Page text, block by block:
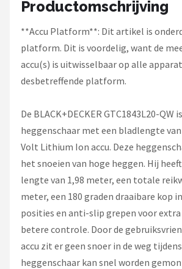
WORX
Einhell
Makita
Alle merken →
Productomschrijving
**Accu Platform**: Dit artikel is
platform. Dit is voordelig, want de
accu(s) is uitwisselbaar op alle
desbetreffende platform.
De BLACK+DECKER GTC1843L20-QW
heggenschaar met een bladlengte van
Volt Lithium Ion accu. Deze
het snoeien van hoge heggen. Hij
lengte van 1,98 meter, een totale
meter, een 180 graden draaibare kop
posities en anti-slip grepen voor
betere controle. Door de
accu zit er geen snoer in de weg
heggenschaar kan snel worden